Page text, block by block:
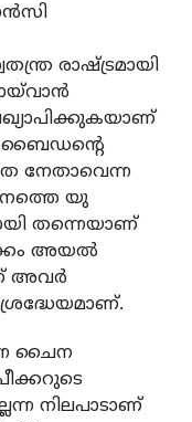
രാഷ്ട്രമായി
ബൈഡന്റെ
നേതാവെന്ന
യു
തന്നെയാണ്
അയൽ
അവർ
ചൈന
നിലപാടാണ്